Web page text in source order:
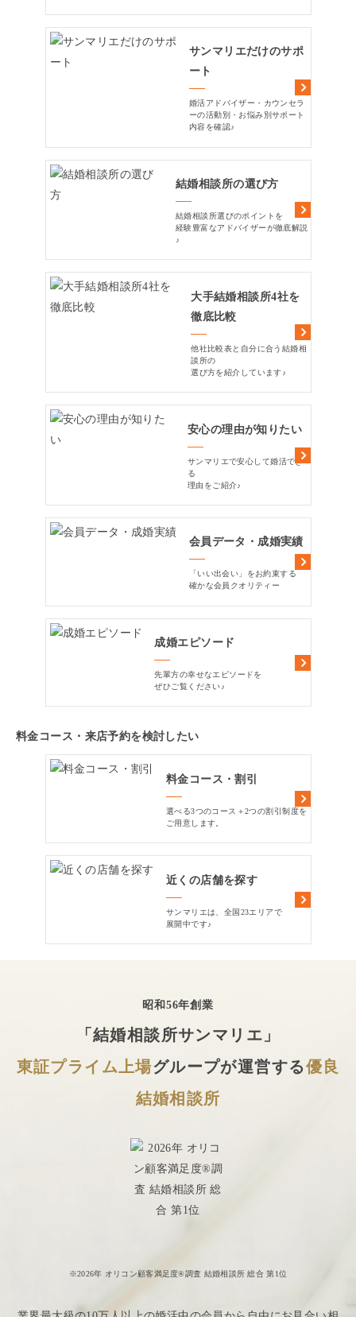
サンマリエだけのサポ
ート
婚活アドバイザー・カウンセラ
ーの活動別・お悩み別サポート
内容を確認♪
結婚相談所の選び方
結婚相談所選びのポイントを
経験豊富なアドバイザーが徹底解説
♪
大手結婚相談所4社を
徹底比較
他社比較表と自分に合う結婚相
談所の
選び方を紹介しています♪
安心の理由が知りたい
サンマリエで安心して婚活でき
る
理由をご紹介♪
会員データ・成婚実績
「いい出会い」をお約束する
確かな会員クオリティー
成婚エピソード
先輩方の幸せなエピソードを
ぜひご覧ください♪
料金コース・来店予約を検討したい
料金コース・割引
選べる3つのコース＋2つの割引制度を
ご用意します。
近くの店舗を探す
サンマリエは、全国23エリアで
展開中です♪
昭和56年創業
「結婚相談所サンマリエ」
東証プライム上場グループが運営する優良
結婚相談所
※2026年 オリコン顧客満足度®調査 結婚相談所 総合 第1位